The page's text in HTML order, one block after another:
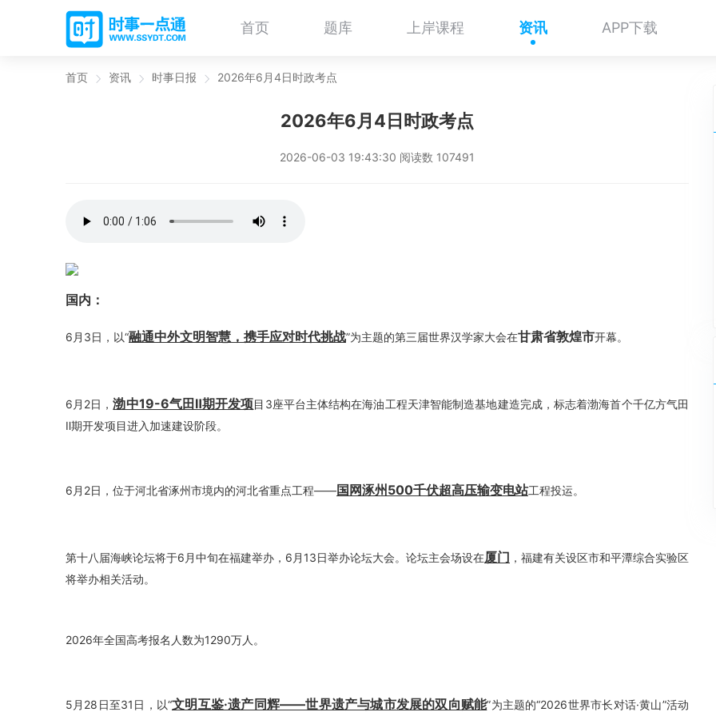
首页 题库 上岸课程 资讯 APP下载
首页 资讯 时事日报 2026年6月4日时政考点
2026年6月4日时政考点
2026-06-03 19:43:30 阅读数 107491
国内：
6月3日，以“融通中外文明智慧，携手应对时代挑战”为主题的第三届世界汉学家大会在甘肃省敦煌市开幕。
6月2日，渤中19-6气田Ⅱ期开发项目3座平台主体结构在海油工程天津智能制造基地建造完成，标志着渤海首个千亿方气田
Ⅱ期开发项目进入加速建设阶段。
6月2日，位于河北省涿州市境内的河北省重点工程——国网涿州500千伏超高压输变电站工程投运。
第十八届海峡论坛将于6月中旬在福建举办，6月13日举办论坛大会。论坛主会场设在厦门 ，福建有关设区市和平潭综合实验区
将举办相关活动。
2026年全国高考报名人数为1290万人。
5月28日至31日，以“文明互鉴·遗产同辉——世界遗产与城市发展的双向赋能”为主题的“2026世界市长对话·黄山”活动